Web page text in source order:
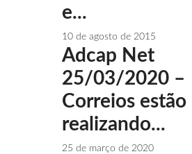
e...
10 de agosto de 2015
Adcap Net
25/03/2020 –
Correios estão
realizando...
25 de março de 2020